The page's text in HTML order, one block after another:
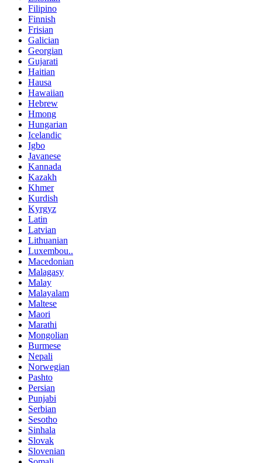
Filipino
Finnish
Frisian
Galician
Georgian
Gujarati
Haitian
Hausa
Hawaiian
Hebrew
Hmong
Hungarian
Icelandic
Igbo
Javanese
Kannada
Kazakh
Khmer
Kurdish
Kyrgyz
Latin
Latvian
Lithuanian
Luxembou..
Macedonian
Malagasy
Malay
Malayalam
Maltese
Maori
Marathi
Mongolian
Burmese
Nepali
Norwegian
Pashto
Persian
Punjabi
Serbian
Sesotho
Sinhala
Slovak
Slovenian